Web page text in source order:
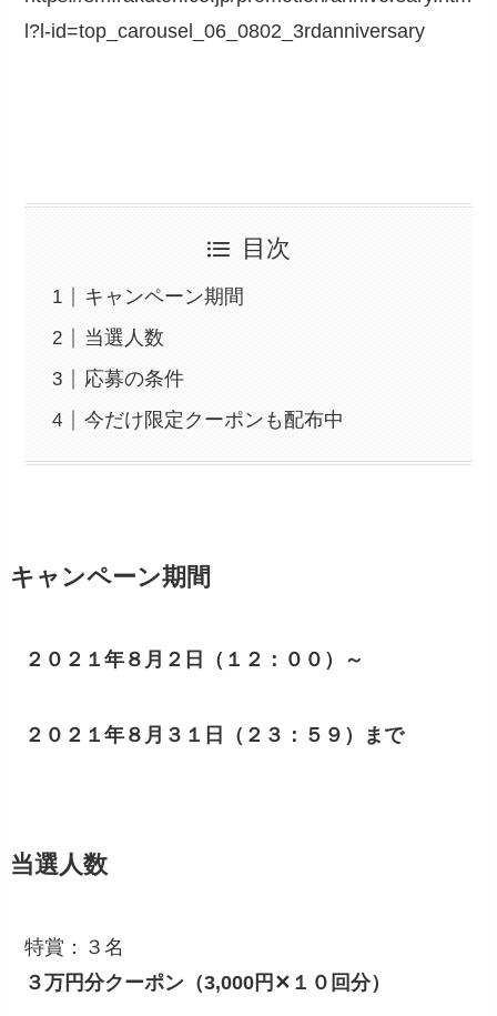
l?l-id=top_carousel_06_0802_3rdanniversary
目次
キャンペーン期間
当選人数
応募の条件
今だけ限定クーポンも配布中
キャンペーン期間
２０２１年８月２日（１２：００）～
２０２１年８月３１日（２３：５９）まで
当選人数
特賞：３名
３万円分クーポン（3,000円✕１０回分）